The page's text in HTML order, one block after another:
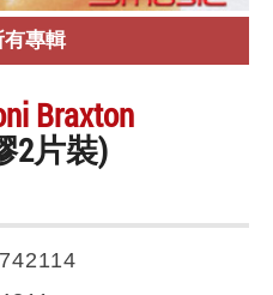
專輯
Braxton
2片裝)